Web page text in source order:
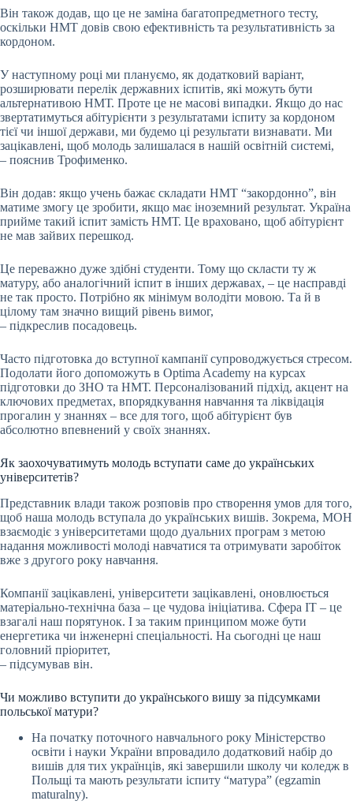
Він також додав, що це не заміна багатопредметного тесту,
оскільки НМТ довів свою ефективність та результативність за
кордоном.
У наступному році ми плануємо, як додатковий варіант,
розширювати перелік державних іспитів, які можуть бути
альтернативою НМТ. Проте це не масові випадки. Якщо до нас
звертатимуться абітурієнти з результатами іспиту за кордоном
тієї чи іншої держави, ми будемо ці результати визнавати. Ми
зацікавлені, щоб молодь залишалася в нашій освітній системі,
– пояснив Трофименко.
Він додав: якщо учень бажає складати НМТ “закордонно”, він
матиме змогу це зробити, якщо має іноземний результат. Україна
прийме такий іспит замість НМТ. Це враховано, щоб абітурієнт
не мав зайвих перешкод.
Це переважно дуже здібні студенти. Тому що скласти ту ж
матуру, або аналогічний іспит в інших державах, – це насправді
не так просто. Потрібно як мінімум володіти мовою. Та й в
цілому там значно вищий рівень вимог,
– підкреслив посадовець.
Часто підготовка до вступної кампанії супроводжується стресом.
Подолати його допоможуть в Optima Academy на курсах
підготовки до ЗНО та НМТ. Персоналізований підхід, акцент на
ключових предметах, впорядкування навчання та ліквідація
прогалин у знаннях – все для того, щоб абітурієнт був
абсолютно впевнений у своїх знаннях.
Як заохочуватимуть молодь вступати саме до українських
університетів?
Представник влади також розповів про створення умов для того,
щоб наша молодь вступала до українських вишів. Зокрема, МОН
взаємодіє з університетами щодо дуальних програм з метою
надання можливості молоді навчатися та отримувати заробіток
вже з другого року навчання.
Компанії зацікавлені, університети зацікавлені, оновлюється
матеріально-технічна база – це чудова ініціатива. Сфера IT – це
взагалі наш порятунок. І за таким принципом може бути
енергетика чи інженерні спеціальності. На сьогодні це наш
головний пріоритет,
– підсумував він.
Чи можливо вступити до українського вишу за підсумками
польської матури?
На початку поточного навчального року Міністерство
освіти і науки України впровадило додатковий набір до
вишів для тих українців, які завершили школу чи коледж в
Польщі та мають результати іспиту “матура” (egzamin
maturalny).